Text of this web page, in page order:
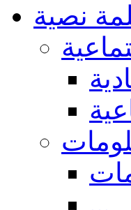
نصية